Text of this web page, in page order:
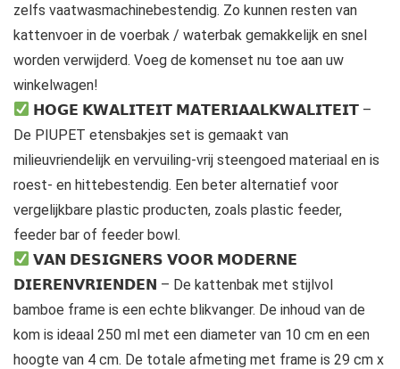
zelfs vaatwasmachinebestendig. Zo kunnen resten van
kattenvoer in de voerbak / waterbak gemakkelijk en snel
worden verwijderd. Voeg de komenset nu toe aan uw
winkelwagen!
𝗛𝗢𝗚𝗘 𝗞𝗪𝗔𝗟𝗜𝗧𝗘𝗜𝗧 𝗠𝗔𝗧𝗘𝗥𝗜𝗔𝗔𝗟𝗞𝗪𝗔𝗟𝗜𝗧𝗘𝗜𝗧 –
De PIUPET etensbakjes set is gemaakt van
milieuvriendelijk en vervuiling-vrij steengoed materiaal en is
roest- en hittebestendig. Een beter alternatief voor
vergelijkbare plastic producten, zoals plastic feeder,
feeder bar of feeder bowl.
𝗩𝗔𝗡 𝗗𝗘𝗦𝗜𝗚𝗡𝗘𝗥𝗦 𝗩𝗢𝗢𝗥 𝗠𝗢𝗗𝗘𝗥𝗡𝗘
𝗗𝗜𝗘𝗥𝗘𝗡𝗩𝗥𝗜𝗘𝗡𝗗𝗘𝗡 – De kattenbak met stijlvol
bamboe frame is een echte blikvanger. De inhoud van de
kom is ideaal 250 ml met een diameter van 10 cm en een
hoogte van 4 cm. De totale afmeting met frame is 29 cm x